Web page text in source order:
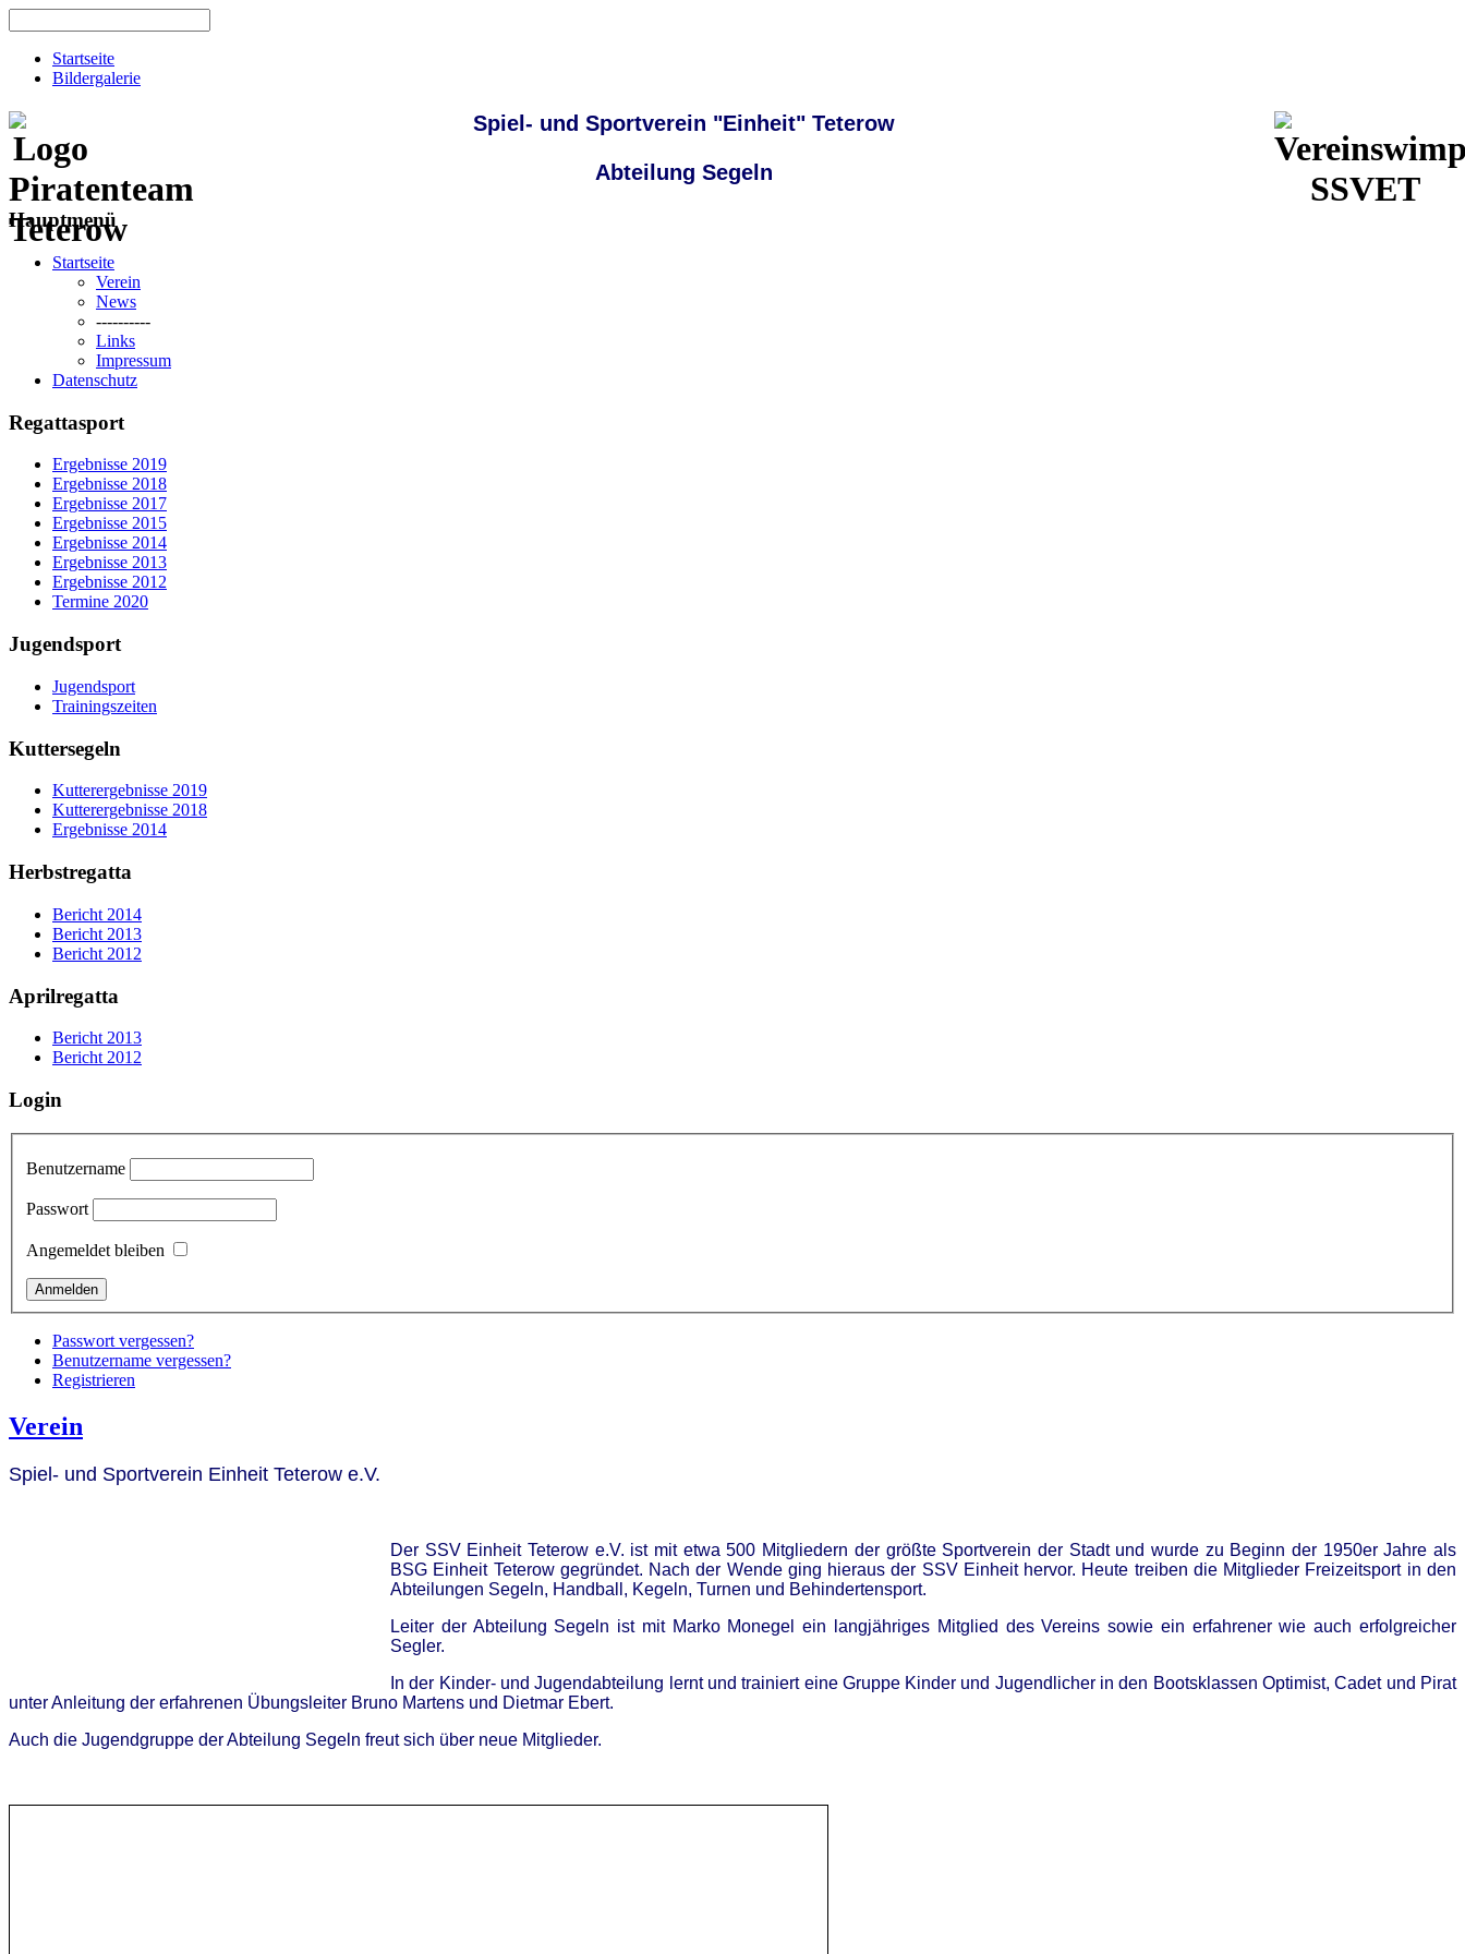
Startseite
Bildergalerie
Spiel- und Sportverein "Einheit" Teterow
Abteilung Segeln
Hauptmenü
Startseite
Verein
News
----------
Links
Impressum
Datenschutz
Regattasport
Ergebnisse 2019
Ergebnisse 2018
Ergebnisse 2017
Ergebnisse 2015
Ergebnisse 2014
Ergebnisse 2013
Ergebnisse 2012
Termine 2020
Jugendsport
Jugendsport
Trainingszeiten
Kuttersegeln
Kutterergebnisse 2019
Kutterergebnisse 2018
Ergebnisse 2014
Herbstregatta
Bericht 2014
Bericht 2013
Bericht 2012
Aprilregatta
Bericht 2013
Bericht 2012
Login
Benutzername
Passwort
Angemeldet bleiben
Passwort vergessen?
Benutzername vergessen?
Registrieren
Verein
Spiel- und Sportverein Einheit Teterow e.V.
Der SSV Einheit Teterow e.V. ist mit etwa 500 Mitgliedern der größte Sportverein der Stadt und wurde zu Beginn der 1950er Jahre als
BSG Einheit Teterow gegründet. Nach der Wende ging hieraus der SSV Einheit hervor. Heute treiben die Mitglieder Freizeitsport in den
Abteilungen Segeln, Handball, Kegeln, Turnen und Behindertensport.
Leiter der Abteilung Segeln ist mit Marko Monegel ein langjähriges Mitglied des Vereins sowie ein erfahrener wie auch erfolgreicher
Segler.
In der Kinder- und Jugendabteilung lernt und trainiert eine Gruppe Kinder und Jugendlicher in den Bootsklassen Optimist, Cadet und Pirat
unter Anleitung der erfahrenen Übungsleiter Bruno Martens und Dietmar Ebert.
Auch die Jugendgruppe der Abteilung Segeln freut sich über neue Mitglieder.